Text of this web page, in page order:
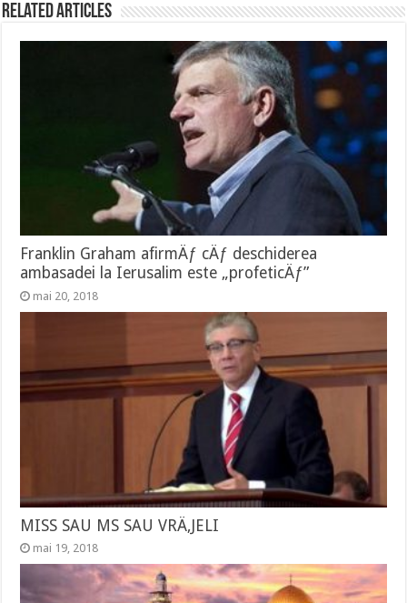
Related Articles
Franklin Graham afirmÄƒ cÄƒ deschiderea
ambasadei la Ierusalim este „profeticÄƒ”
mai 20, 2018
MISS SAU MS SAU VRÄ‚JELI
mai 19, 2018